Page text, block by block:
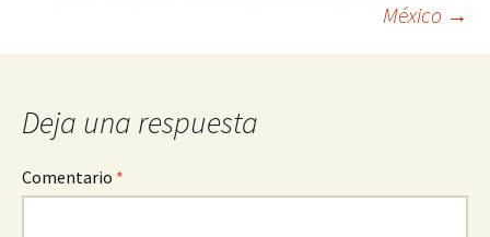
entrada
México →
Deja una respuesta
Comentario *